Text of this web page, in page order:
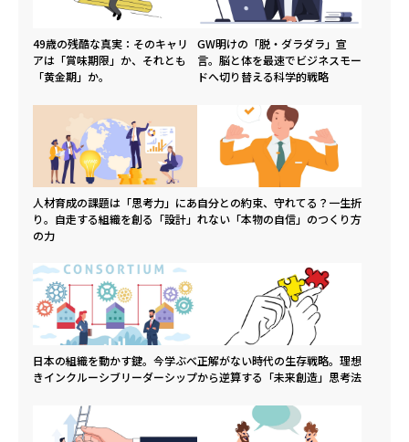
49歳の残酷な真実：そのキャリ
アは「賞味期限」か、それとも
「黄金期」か。
GW明けの「脱・ダラダラ」宣
言。脳と体を最速でビジネスモー
ドへ切り替える科学的戦略
人材育成の課題は「思考力」にあ
り。自走する組織を創る「設計」
の力
自分との約束、守れてる？一生折
れない「本物の自信」のつくり方
日本の組織を動かす鍵。今学ぶべ
きインクルーシブリーダーシップ
正解がない時代の生存戦略。理想
から逆算する「未来創造」思考法